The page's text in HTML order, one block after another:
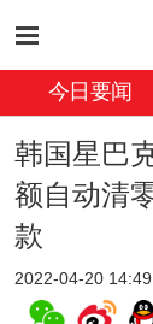
今日要闻
韩国星巴
额自动清
款
2022-04-20 14:49